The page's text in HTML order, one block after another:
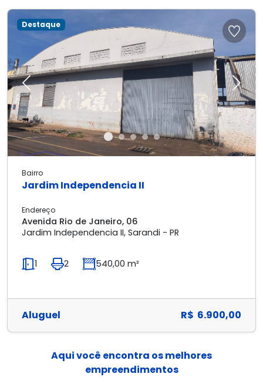
Previous Next
Destaque
Bairro
Jardim Independencia II
Endereço
Avenida Rio de Janeiro, 06
Jardim Independencia II, Sarandi - PR
1 2 540,00 m²
Aluguel R$ 6.900,00
Aqui você encontra os melhores
empreendimentos